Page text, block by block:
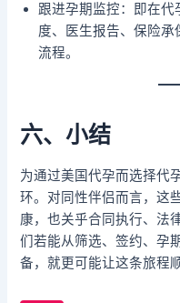
跟进孕期监控：即在
度、医生报告、保险
流程。
六、小结
为通过美国代孕而选择代
环。对同性伴侣而言，这
康，也关乎合同执行、法
们若能从筛选、签约、孕
备，就更可能让这条旅程